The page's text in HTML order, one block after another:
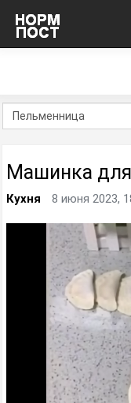
Машинка
Кухня 8 июня 2023,